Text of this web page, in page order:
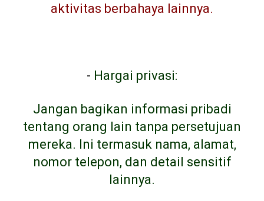
aktivitas berbahaya lainnya.
- Hargai privasi:
Jangan bagikan informasi pribadi
tentang orang lain tanpa persetujuan
mereka. Ini termasuk nama, alamat,
nomor telepon, dan detail sensitif
lainnya.